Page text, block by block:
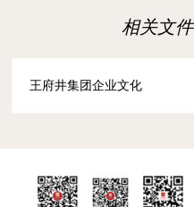
相关文件
王府井集团企业文化